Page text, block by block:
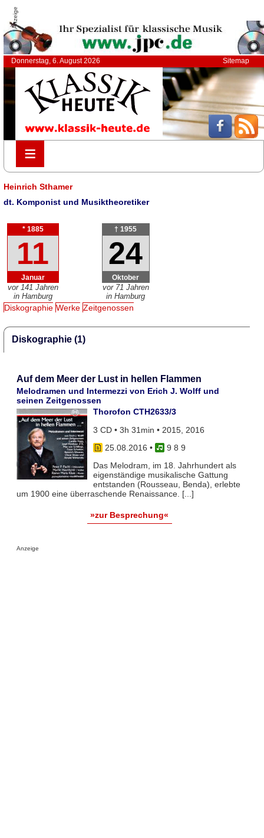
Anzeige
Donnerstag, 6. August 2026 Sitemap
≡
≡
Heinrich Sthamer
dt. Komponist und Musiktheoretiker
* 1885
11
Januar
vor 141 Jahren
in Hamburg
† 1955
24
Oktober
vor 71 Jahren
in Hamburg
Diskographie Werke Zeitgenossen
Diskographie (1)
Auf dem Meer der Lust in hellen Flammen
Melodramen und Intermezzi von Erich J. Wolff und
seinen Zeitgenossen
Thorofon CTH2633/3
3 CD • 3h 31min • 2015, 2016
25.08.2016 •
9 8 9
Das Melodram, im 18. Jahrhundert als
eigenständige musikalische Gattung
entstanden (Rousseau, Benda), erlebte
um 1900 eine überraschende Renaissance. [...]
»zur Besprechung«
Anzeige